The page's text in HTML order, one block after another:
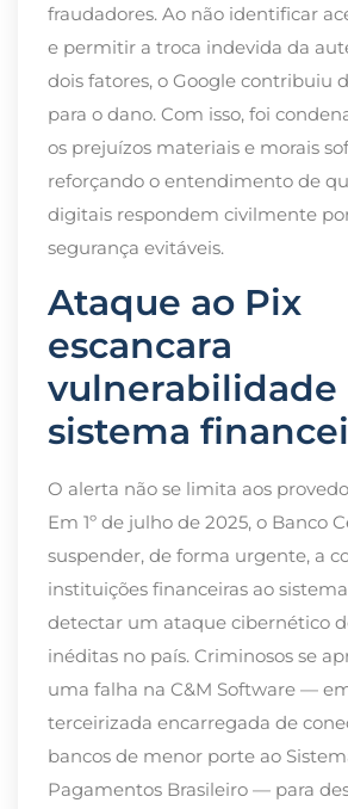
fraudadores. Ao não identificar
e permitir a troca indevida da
dois fatores, o Google contribuiu
para o dano. Com isso, foi
os prejuízos materiais e morais
reforçando o entendimento de
digitais respondem civilmente
segurança evitáveis.
Ataque ao Pix
escancara
vulnerabilidade
sistema
O alerta não se limita aos
Em 1º de julho de 2025, o Banco
suspender, de forma urgente, a
instituições financeiras ao
detectar um ataque cibernético
inéditas no país. Criminosos se
uma falha na C&M Software —
terceirizada encarregada de
bancos de menor porte ao
Pagamentos Brasileiro — para